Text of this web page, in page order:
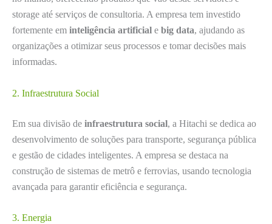
storage até serviços de consultoria. A empresa tem investido
fortemente em inteligência artificial e big data, ajudando as
organizações a otimizar seus processos e tomar decisões mais
informadas.
2. Infraestrutura Social
Em sua divisão de infraestrutura social, a Hitachi se dedica ao
desenvolvimento de soluções para transporte, segurança pública
e gestão de cidades inteligentes. A empresa se destaca na
construção de sistemas de metrô e ferrovias, usando tecnologia
avançada para garantir eficiência e segurança.
3. Energia